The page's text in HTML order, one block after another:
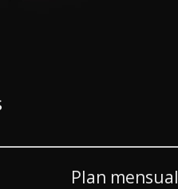
Plan mensual